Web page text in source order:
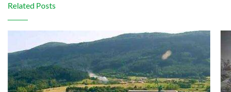
Related Posts